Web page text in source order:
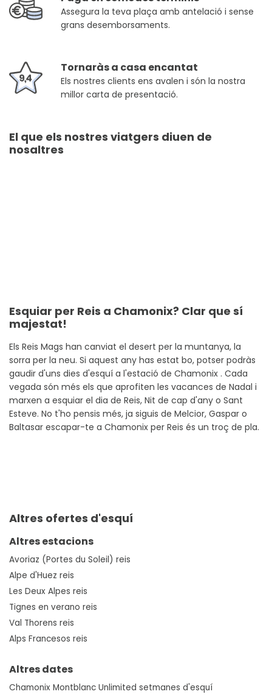
Assegura la teva plaça amb antelació i sense
grans desemborsaments.
Tornaràs a casa encantat
Els nostres clients ens avalen i són la nostra
millor carta de presentació.
El que els nostres viatgers diuen de
nosaltres
Esquiar per Reis a Chamonix? Clar que sí
majestat!
Els Reis Mags han canviat el desert per la muntanya, la
sorra per la neu. Si aquest any has estat bo, potser podràs
gaudir d'uns dies d'esquí a l'estació de Chamonix . Cada
vegada són més els que aprofiten les vacances de Nadal i
marxen a esquiar el dia de Reis, Nit de cap d'any o Sant
Esteve. No t'ho pensis més, ja siguis de Melcior, Gaspar o
Baltasar escapar-te a Chamonix per Reis és un troç de pla.
Altres ofertes d'esquí
Altres estacions
Avoriaz (Portes du Soleil) reis
Alpe d'Huez reis
Les Deux Alpes reis
Tignes en verano reis
Val Thorens reis
Alps Francesos reis
Altres dates
Chamonix Montblanc Unlimited setmanes d'esquí